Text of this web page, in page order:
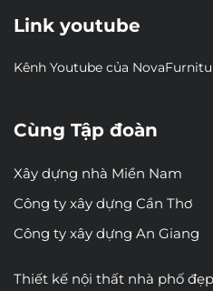
Link youtube
Kênh Youtube của
Cùng Tập đoàn
Xây dựng nhà Miền Nam
Công ty xây dựng Cần Thơ
Công ty xây dựng An Giang
Thiết kế nội thất nhà phố đẹp